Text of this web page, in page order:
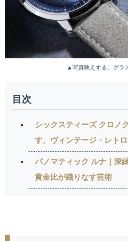
▲写真映えする、グラ
目次
シックスティーズ クロノ
す、ヴィンテージ・レト
パノマティック ルナ｜深
黄金比が織りなす芸術